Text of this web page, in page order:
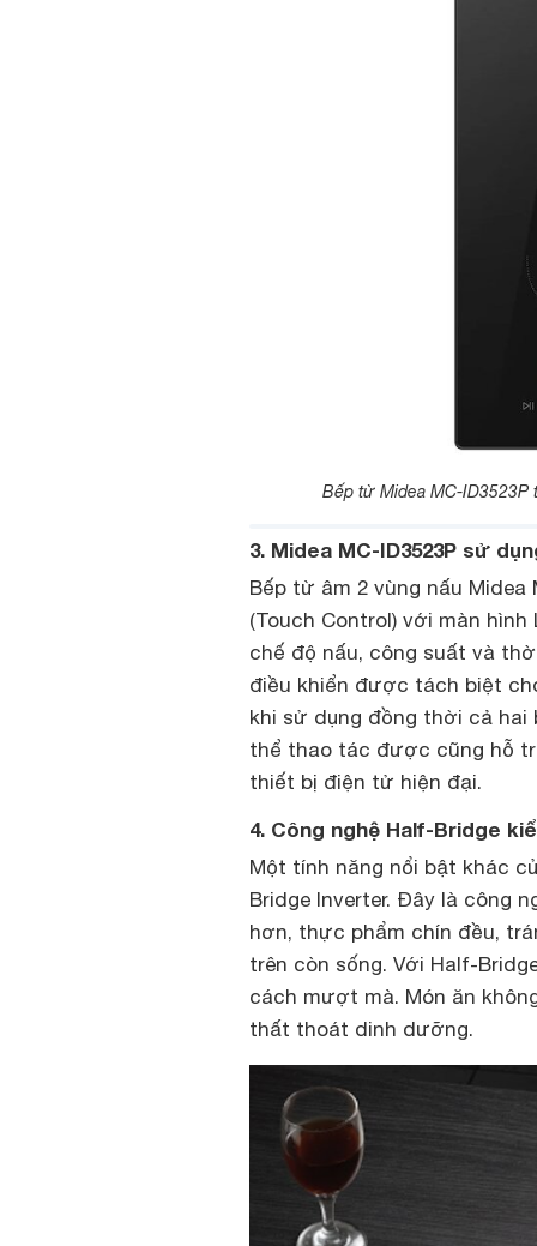
Bếp từ Midea MC-ID3523P
3. Midea MC-ID3523P sử
Bếp từ âm 2 vùng nấu Midea
(Touch Control) với màn
chế độ nấu, công suất và
điều khiển được tách biệt
khi sử dụng đồng thời cả hai
thể thao tác được cũng hỗ
thiết bị điện tử hiện đại.
4. Công nghệ Half-Bridge
Một tính năng nổi bật khác
Bridge Inverter. Đây là công
hơn, thực phẩm chín đều,
trên còn sống. Với Half-
cách mượt mà. Món ăn
thất thoát dinh dưỡng.